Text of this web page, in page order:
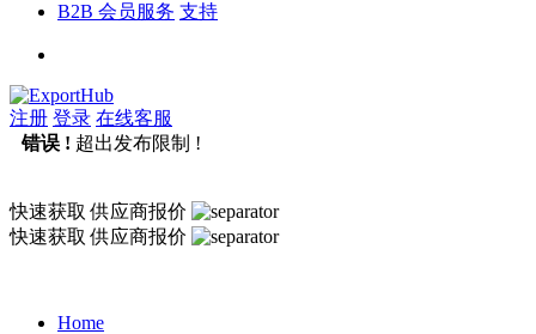
B2B 会员服务 支持
注册 登录 在线客服
错误 ! 超出发布限制 !
快速获取供应商报价
快速获取供应商报价
Home